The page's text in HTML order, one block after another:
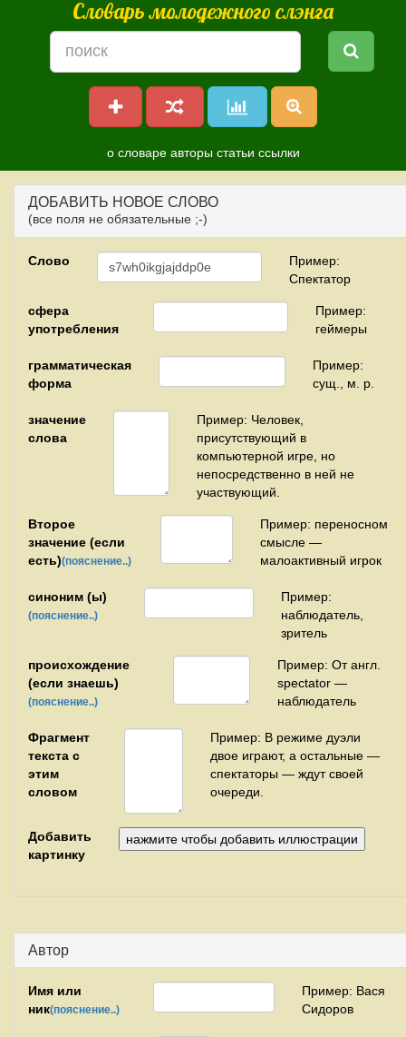
Словарь молодежного слэнга
о словаре авторы статьи ссылки
ДОБАВИТЬ НОВОЕ СЛОВО
(все поля не обязательные ;-)
Слово
Пример:
Спектатор
сфера
употребления
Пример:
геймеры
грамматическая
форма
Пример:
сущ., м. р.
значение
слова
Пример: Человек,
присутствующий в
компьютерной игре, но
непосредственно в ней не
участвующий.
Второе
значение (если
есть)(пояснение..)
Пример: переносном
смысле —
малоактивный игрок
синоним (ы)
(пояснение..)
Пример:
наблюдатель,
зритель
происхождение
(если знаешь)
(пояснение..)
Пример: От англ.
spectator —
наблюдатель
Фрагмент
текста с
этим
словом
Пример: В режиме дуэли
двое играют, а остальные —
спектаторы — ждут своей
очереди.
Добавить
картинку
Автор
Имя или
ник(пояснение..)
Пример: Вася
Сидоров